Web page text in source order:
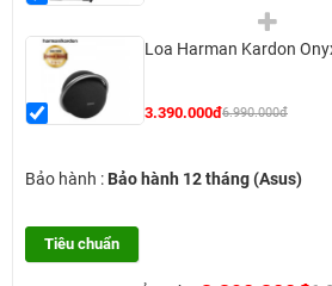
Loa Harman Kardon
3.390.000đ6.990.000đ
Bảo hành : Bảo hành 12 tháng (Asus)
Tiêu chuẩn